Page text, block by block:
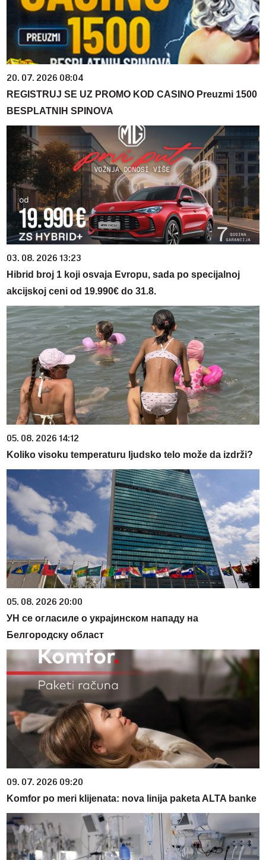
20. 07. 2026 08:04
REGISTRUJ SE UZ PROMO KOD CASINO Preuzmi 1500
BESPLATNIH SPINOVA
03. 08. 2026 13:23
Hibrid broj 1 koji osvaja Evropu, sada po specijalnoj
akcijskoj ceni od 19.990€ do 31.8.
05. 08. 2026 14:12
Koliko visoku temperaturu ljudsko telo može da izdrži?
05. 08. 2026 20:00
УН се огласиле о украјинском нападу на
Белгородску област
09. 07. 2026 09:20
Komfor po meri klijenata: nova linija paketa ALTA banke